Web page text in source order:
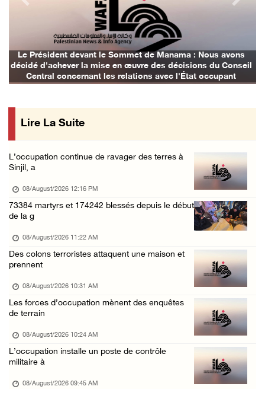
Des colons attaquent des maisons palestinien ...
07/August/2026 07:27 PM
Suite au renouvellement de l'interdiction de ...
07/August/2026 06:47 PM
Naplouse : Attaque des forces d'occupation e ...
La présidence palestinienne salue l’accord d ...
Environ 70 000 fidèles ont accompli la prièr ...
07/August/2026 02:45 PM
La présidence palestinienne condamne les att ...
07/August/2026 02:42 PM
« La force ne garantira ni sécurité ni stabi ...
Khalayel al-Louz : des colons attaquent un c ...
Le Président devant le Sommet de Manama : Nous avons
décidé d'achever la mise en œuvre des décisions du Conseil
Central concernant les relations avec l'État occupant
Previous Next
Lire La Suite
L’occupation continue de ravager des terres à
Sinjil, a
08/August/2026 12:16 PM
73384 martyrs et 174242 blessés depuis le début
de la g
08/August/2026 11:22 AM
Des colons terroristes attaquent une maison et
prennent
08/August/2026 10:31 AM
Les forces d’occupation mènent des enquêtes
de terrain
08/August/2026 10:24 AM
L’occupation installe un poste de contrôle
militaire à
08/August/2026 09:45 AM